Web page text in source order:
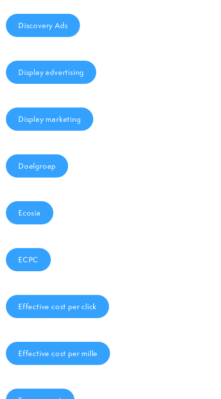
Discovery Ads
Display advertising
Display marketing
Doelgroep
Ecosia
ECPC
Effective cost per click
Effective cost per mille